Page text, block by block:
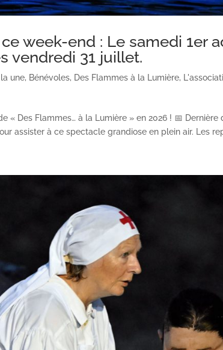
week-end : Le samedi 1er
vendredi 31 juillet.
une, Bénévoles, Des Flammes à la Lumière,
« Des Flammes… à la Lumière » en 2026 ! 📅 Dernière
assister à ce spectacle grandiose en plein air. Les